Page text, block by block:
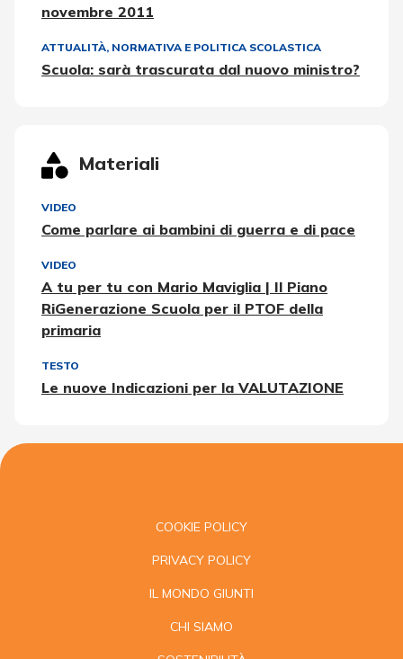
novembre 2011
ATTUALITÀ, NORMATIVA E POLITICA SCOLASTICA
Scuola: sarà trascurata dal nuovo ministro?
Materiali
VIDEO
Come parlare ai bambini di guerra e di pace
VIDEO
A tu per tu con Mario Maviglia | Il Piano
RiGenerazione Scuola per il PTOF della
primaria
TESTO
Le nuove Indicazioni per la VALUTAZIONE
COOKIE POLICY
PRIVACY POLICY
IL MONDO GIUNTI
CHI SIAMO